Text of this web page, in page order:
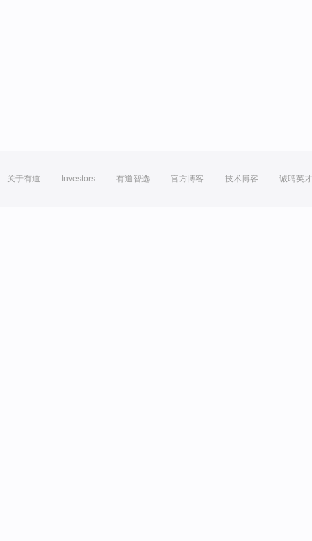
关于有道 Investors 有道智选 官方博客 技术博客 诚聘英才